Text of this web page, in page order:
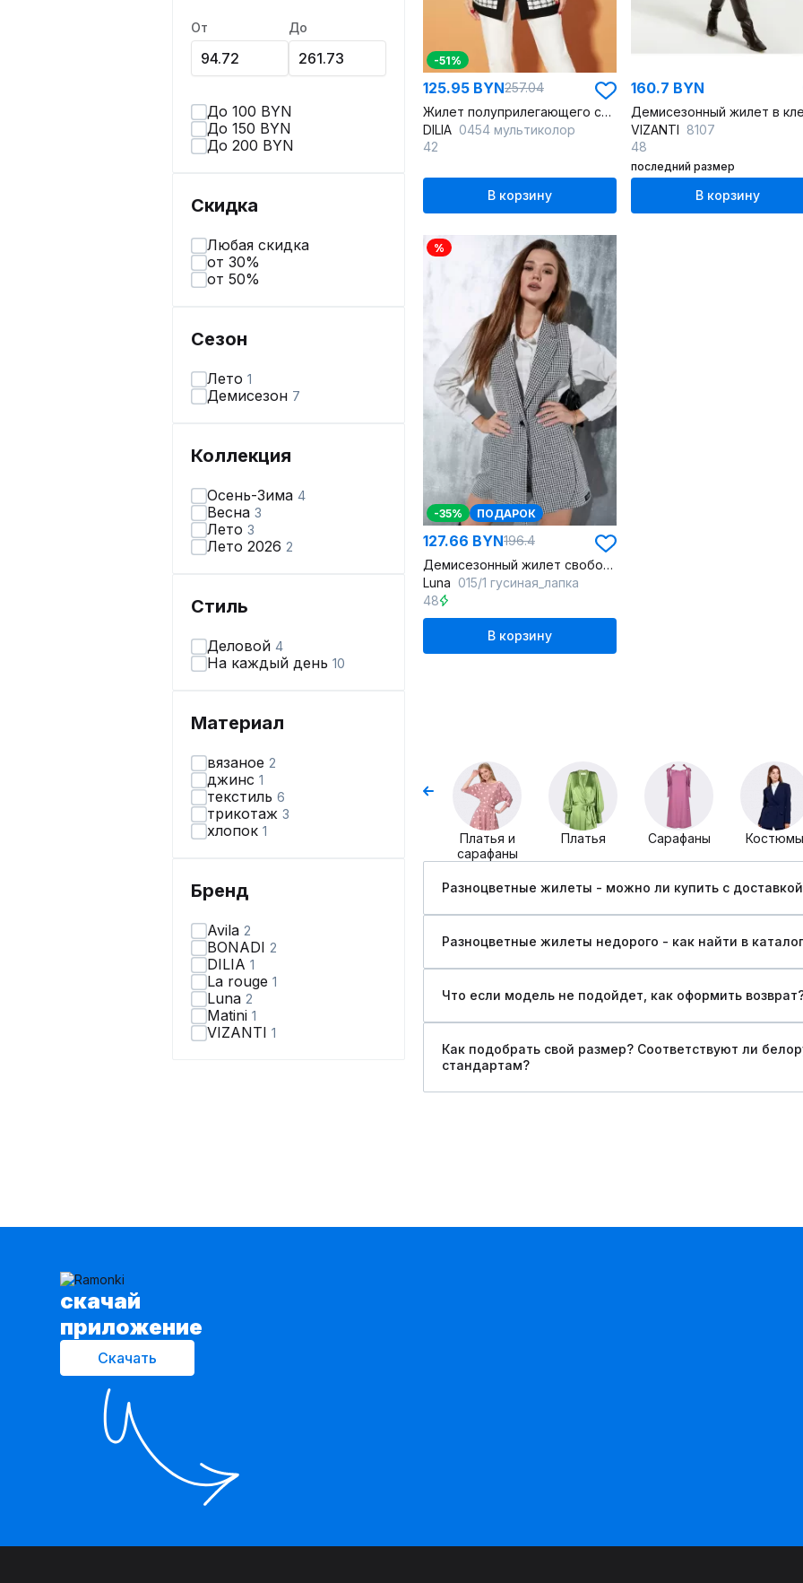
От До
До 100 BYN
До 150 BYN
До 200 BYN
Скидка
Любая скидка
от 30%
от 50%
Сезон
Лето 1
Демисезон 7
Коллекция
Осень-Зима 4
Весна 3
Лето 3
Лето 2026 2
Стиль
Деловой 4
На каждый день 10
Материал
вязаное 2
джинс 1
текстиль 6
трикотаж 3
хлопок 1
Бренд
Avila 2
BONADI 2
DILIA 1
La rouge 1
Luna 2
Matini 1
VIZANTI 1
-51%
125.95 BYN257.04
Жилет полуприлегающего силуэта из костюмной ткани с накладными карманами
DILIA 0454 мультиколор
42
В корзину
160.7 BYN
VIZANTI 8107
48
последний размер
В корзину
%
-35% ПОДАРОК
127.66 BYN196.4
Демисезонный жилет свободного кроя из вязаного тканя
Luna 015/1 гусиная_лапка
48
В корзину
Платья и
сарафаны
Платья Сарафаны Костюмы
Разноцветные жилеты - можно ли купить c
Разноцветные жилеты недорого - как найти в
Что если модель не подойдет, как оформить
Как подобрать свой размер? Соответствуют ли
стандартам?
cкачай
приложение
Скачать